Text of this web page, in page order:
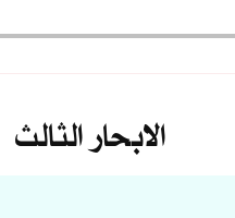
الابحار الثالث